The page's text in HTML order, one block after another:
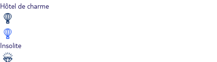
Hôtel de charme
Insolite